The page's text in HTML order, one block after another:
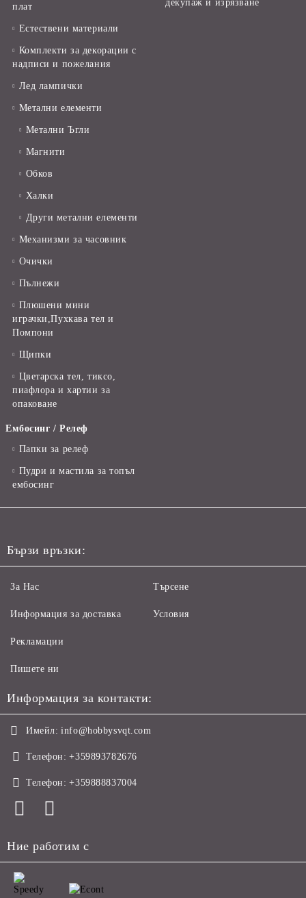
плат
Естествени материали
Комплекти за декорации с
надписи и пожелания
Лед лампички
Метални елементи
Метални Ъгли
Магнити
Обков
Халки
Други метални елементи
Механизми за часовник
Очички
Пълнежи
Плюшени мини
играчки,Пухкава тел и
Помпони
Щипки
Цветарска тел, тиксо,
пиафлора и хартии за
опаковане
Ембосинг / Релеф
Папки за релеф
Пудри и мастила за топъл
ембосинг
декупаж и изрязване
Бързи връзки:
За Нас
Информация за доставка
Рекламации
Пишете ни
Търсене
Условия
Информация за контакти:
Имейл: info@hobbysvqt.com
Телефон: +359893782676
Телефон: +359888837004
Ние работим с